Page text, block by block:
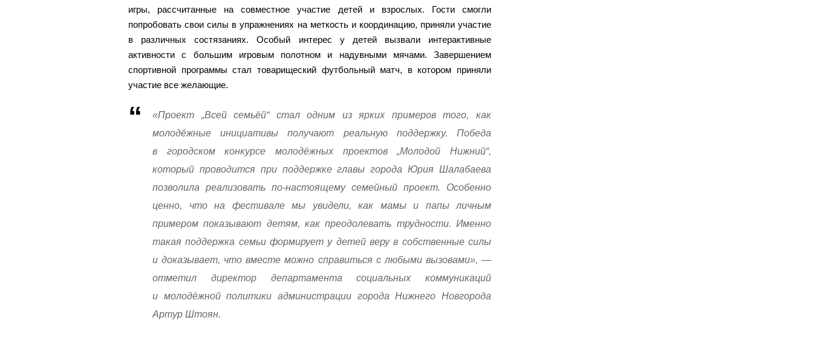
игры, рассчитанные на совместное участие детей и взрослых. Гости смогли
попробовать свои силы в упражнениях на меткость и координацию, приняли участие
в различных состязаниях. Особый интерес у детей вызвали интерактивные
активности с большим игровым полотном и надувными мячами. Завершением
спортивной программы стал товарищеский футбольный матч, в котором приняли
участие все желающие.
«Проект „Всей семьёй“ стал одним из ярких примеров того, как
молодёжные инициативы получают реальную поддержку. Победа
в городском конкурсе молодёжных проектов „Молодой Нижний“,
который проводится при поддержке главы города Юрия Шалабаева
позволила реализовать по-настоящему семейный проект. Особенно
ценно, что на фестивале мы увидели, как мамы и папы личным
примером показывают детям, как преодолевать трудности. Именно
такая поддержка семьи формирует у детей веру в собственные силы
и доказывает, что вместе можно справиться с любыми вызовами», —
отметил директор департамента социальных коммуникаций
и молодёжной политики администрации города Нижнего Новгорода
Артур Штоян.